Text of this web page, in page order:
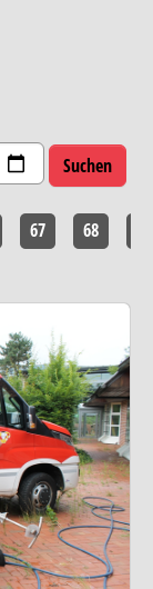
67 68